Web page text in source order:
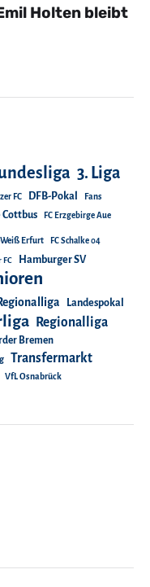
Holten bleibt
3. Liga
FC DFB-Pokal Fans
Cottbus FC Erzgebirge Aue
Weiß Erfurt FC Schalke 04
FC Hamburger SV
Landespokal
Regionalliga
Bremen
Transfermarkt
VfL Osnabrück